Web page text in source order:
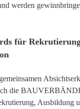
werden
für
die
Ausbildung